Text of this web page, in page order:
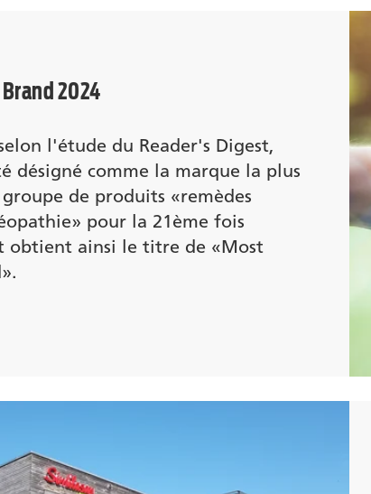
2024
l'étude du Reader's Digest,
désigné comme la marque la plus
de produits «remèdes
pour la 21ème fois
obtient ainsi le titre de «Most